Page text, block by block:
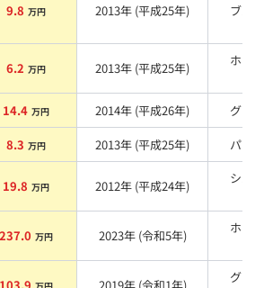
9.8 万円 2013年 (平成25年) ブルー
6.2 万円 2013年 (平成25年)
ホワ
14.4 万円 2014年 (平成26年)
グレー
8.3 万円 2013年 (平成25年) パール
19.8 万円 2012年 (平成24年)
シル
237.0 万円 2023年 (令和5年)
ホワ
グリ